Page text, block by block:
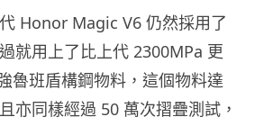
Honor Magic V6 仍然採用了
就用上了比上代 2300MPa 更
魯班盾構鋼物料，這個物料達
亦同樣經過 50 萬次摺疊測試，